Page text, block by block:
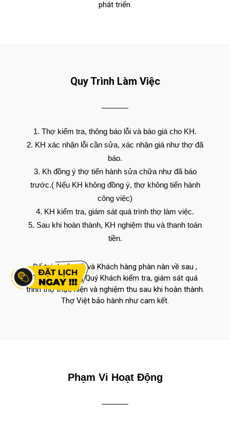
phát triển.
Quy Trình Làm Việc
Thợ kiểm tra, thông báo lỗi và báo giá cho KH.
KH xác nhận lỗi cần sửa, xác nhận giá như thợ đã
báo.
Kh đồng ý thợ tiến hành sửa chữa như đã báo
trước.( Nếu KH không đồng ý, thợ không tiến hành
công việc)
KH kiểm tra, giám sát quá trình thợ làm việc.
Sau khi hoàn thành, KH nghiệm thu và thanh toán
tiền.
Để tránh rắc rối và Khách hàng phàn nàn về sau ,
Thợ Việt mong Quý Khách kiểm tra, giám sát quá
trình thợ thực hiện và nghiệm thu sau khi hoàn thành.
Thợ Việt bảo hành như cam kết.
Phạm Vi Hoạt Động